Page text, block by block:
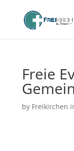
Freie
by Freikirchen